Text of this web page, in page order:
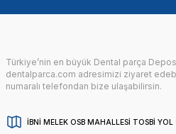
Türkiye’nin en büyük Dental parça
dentalparca.com adresimizi ziyaret
numaralı telefondan bize ulaşabilirsin.
İBNİ MELEK OSB MAHALLESİ TOSBİ